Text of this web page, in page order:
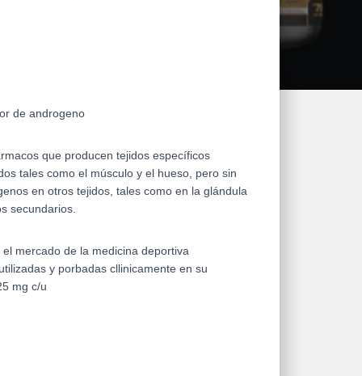
de androgeno
que producen tejidos específicos
tales como el músculo y el hueso, pero sin
en otros tejidos, tales como en la glándula
secundarios.
mercado de la medicina deportiva
y porbadas cllinicamente en su
mg c/u